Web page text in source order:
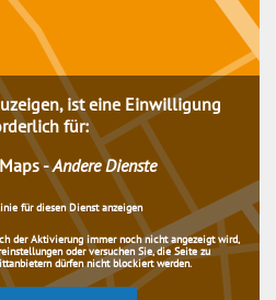
ist eine Einwilligung
für:
-Andere Dienste
für diesen Dienst anzeigen
der Aktivierung immer noch nicht angezeigt wird,
oder versuchen Sie, die Seite zu
dürfen nicht blockiert werden.